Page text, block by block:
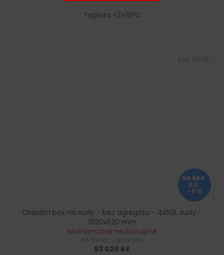
Teplota +2+10°C
58 884
KČ
–9 %
Chladicí box na sudy - bez agregátu - 4x50L sudy -
1920x620 mm
Momentálně nedostupné
53 020 Kč